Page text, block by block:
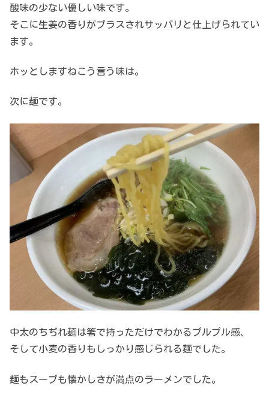
酸味の少ない優しい味です。
そこに生姜の香りがプラスされサッパリと仕上げられてい
ます。
ホッとしますねこう言う味は。
次に麺です。
中太のちぢれ麺は箸で持っただけでわかるプルプル感、
そして小麦の香りもしっかり感じられる麺でした。
麺もスープも懐かしさが満点のラーメンでした。